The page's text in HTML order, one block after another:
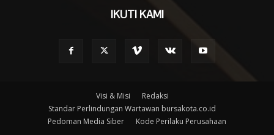
IKUTI KAMI
Visi & Misi
Redaksi
Standar Perlindungan Wartawan bursakota.co.id
Pedoman Media Siber
Kode Perilaku Perusahaan